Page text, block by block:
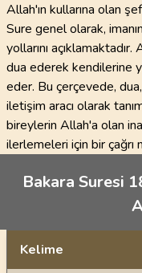
Allah'ın kullarına olan
Sure genel olarak,
yollarını
dua ederek kendilerine
eder. Bu çerçevede,
iletişim aracı olarak
bireylerin Allah'a olan
ilerlemeleri için bir çağrı
Bakara Suresi
Kelime